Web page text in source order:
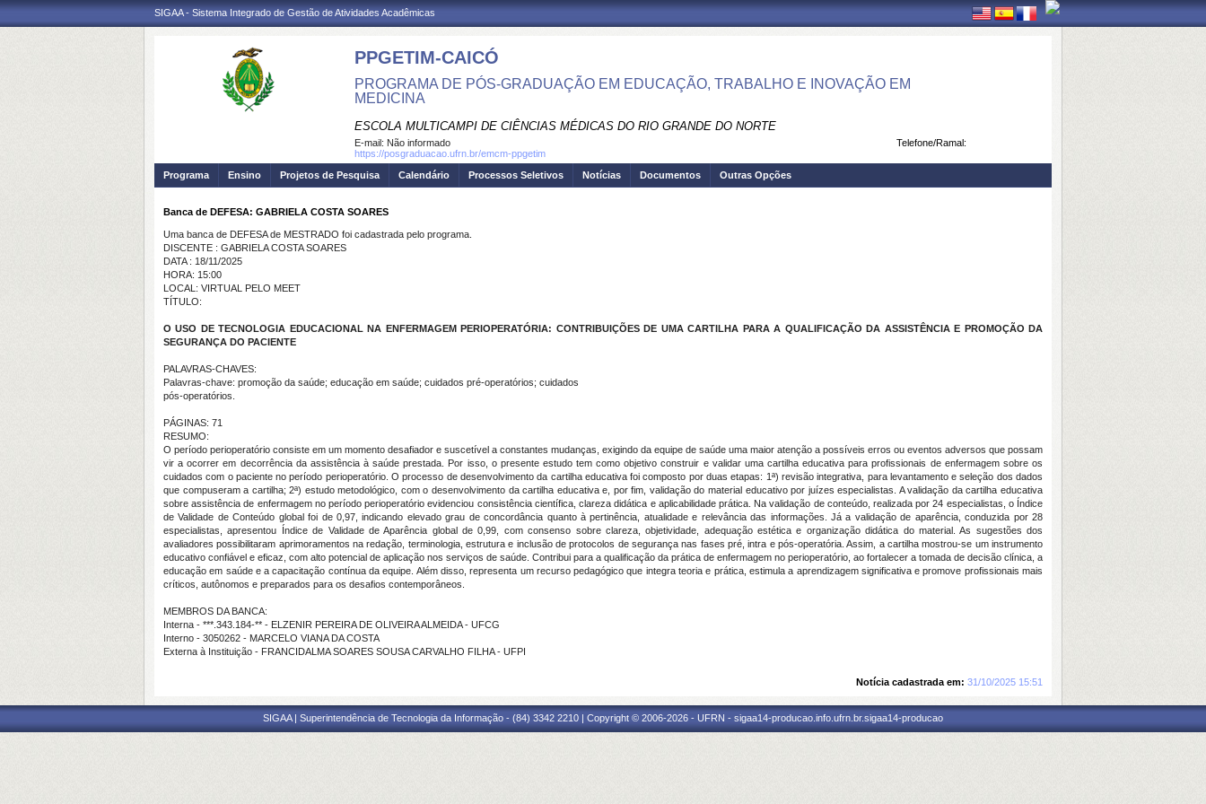
SIGAA - Sistema Integrado de Gestão de Atividades Acadêmicas
PPGETIM-CAICÓ
PROGRAMA DE PÓS-GRADUAÇÃO EM EDUCAÇÃO, TRABALHO E INOVAÇÃO EM
MEDICINA
ESCOLA MULTICAMPI DE CIÊNCIAS MÉDICAS DO RIO GRANDE DO NORTE
Telefone/Ramal:
E-mail: Não informado
https://posgraduacao.ufrn.br/emcm-ppgetim
Programa
Ensino Projetos de Pesquisa Calendário Processos Seletivos Notícias Documentos Outras Opções
Banca de DEFESA: GABRIELA COSTA SOARES
Uma banca de DEFESA de MESTRADO foi cadastrada pelo programa.
DISCENTE : GABRIELA COSTA SOARES
DATA : 18/11/2025
HORA: 15:00
LOCAL: VIRTUAL PELO MEET
TÍTULO:
O USO DE TECNOLOGIA EDUCACIONAL NA ENFERMAGEM PERIOPERATÓRIA: CONTRIBUIÇÕES DE UMA CARTILHA PARA A QUALIFICAÇÃO DA ASSISTÊNCIA E PROMOÇÃO DA
SEGURANÇA DO PACIENTE
PALAVRAS-CHAVES:
Palavras-chave: promoção da saúde; educação em saúde; cuidados pré-operatórios; cuidados
pós-operatórios.
PÁGINAS: 71
RESUMO:
O período perioperatório consiste em um momento desafiador e suscetível a constantes mudanças, exigindo da equipe de saúde uma maior atenção a possíveis erros ou eventos adversos que possam
vir a ocorrer em decorrência da assistência à saúde prestada. Por isso, o presente estudo tem como objetivo construir e validar uma cartilha educativa para profissionais de enfermagem sobre os
cuidados com o paciente no período perioperatório. O processo de desenvolvimento da cartilha educativa foi composto por duas etapas: 1ª) revisão integrativa, para levantamento e seleção dos dados
que compuseram a cartilha; 2ª) estudo metodológico, com o desenvolvimento da cartilha educativa e, por fim, validação do material educativo por juízes especialistas. A validação da cartilha educativa
sobre assistência de enfermagem no período perioperatório evidenciou consistência científica, clareza didática e aplicabilidade prática. Na validação de conteúdo, realizada por 24 especialistas, o Índice
de Validade de Conteúdo global foi de 0,97, indicando elevado grau de concordância quanto à pertinência, atualidade e relevância das informações. Já a validação de aparência, conduzida por 28
especialistas, apresentou Índice de Validade de Aparência global de 0,99, com consenso sobre clareza, objetividade, adequação estética e organização didática do material. As sugestões dos
avaliadores possibilitaram aprimoramentos na redação, terminologia, estrutura e inclusão de protocolos de segurança nas fases pré, intra e pós-operatória. Assim, a cartilha mostrou-se um instrumento
educativo confiável e eficaz, com alto potencial de aplicação nos serviços de saúde. Contribui para a qualificação da prática de enfermagem no perioperatório, ao fortalecer a tomada de decisão clínica, a
educação em saúde e a capacitação contínua da equipe. Além disso, representa um recurso pedagógico que integra teoria e prática, estimula a aprendizagem significativa e promove profissionais mais
críticos, autônomos e preparados para os desafios contemporâneos.
MEMBROS DA BANCA:
Interna - ***.343.184-** - ELZENIR PEREIRA DE OLIVEIRA ALMEIDA - UFCG
Interno - 3050262 - MARCELO VIANA DA COSTA
Externa à Instituição - FRANCIDALMA SOARES SOUSA CARVALHO FILHA - UFPI
Notícia cadastrada em: 31/10/2025 15:51
SIGAA | Superintendência de Tecnologia da Informação - (84) 3342 2210 | Copyright © 2006-2026 - UFRN - sigaa14-producao.info.ufrn.br.sigaa14-producao